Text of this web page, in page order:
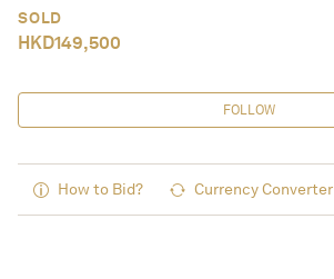
SOLD
HKD149,500
FOLLOW
How to Bid? Currency Converter